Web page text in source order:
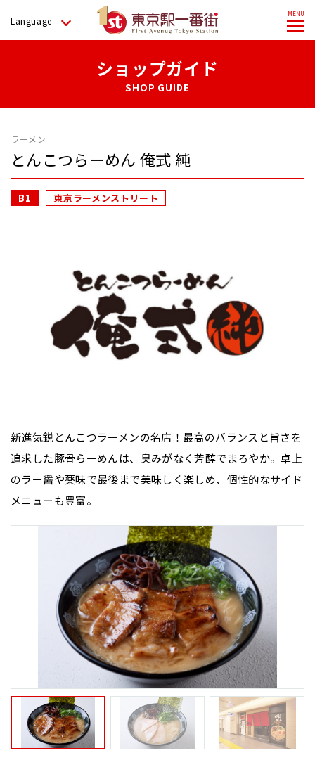
Language
ショップガイド
SHOP GUIDE
ラーメン
とんこつらーめん 俺式 純
B1 東京ラーメンストリート
新進気鋭とんこつラーメンの名店！最高のバランスと旨さを
追求した豚骨らーめんは、臭みがなく芳醇でまろやか。卓上
のラー醤や薬味で最後まで美味しく楽しめ、個性的なサイド
メニューも豊富。